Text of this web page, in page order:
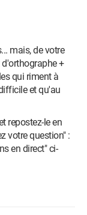
mais, de votre
+
qui riment à
et qu'au
repostez-le en
votre question" :
en direct" ci-